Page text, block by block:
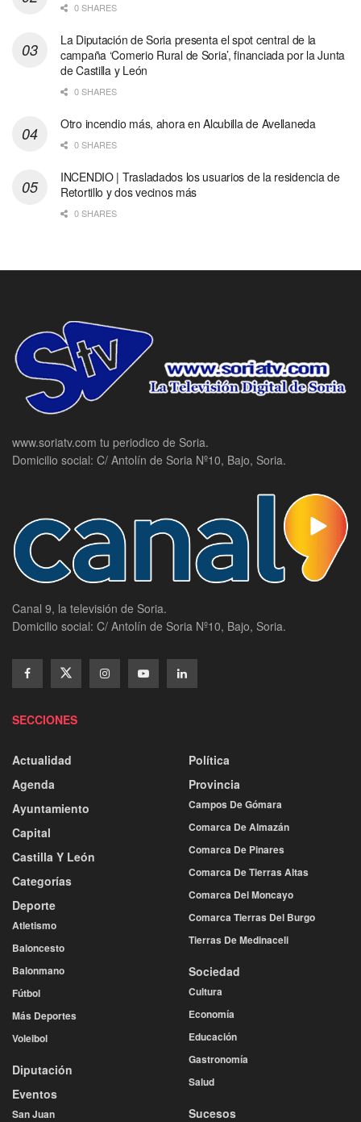
0 SHARES
La Diputación de Soria presenta el spot central de la
campaña ‘Comerio Rural de Soria’, financiada por la Junta
de Castilla y León
0 SHARES
Otro incendio más, ahora en Alcubilla de Avellaneda
0 SHARES
INCENDIO | Trasladados los usuarios de la residencia de
Retortillo y dos vecinos más
0 SHARES
www.soriatv.com tu periodico de Soria.
Domicilio social: C/ Antolín de Soria Nº10, Bajo, Soria.
Canal 9, la televisión de Soria.
Domicilio social: C/ Antolín de Soria Nº10, Bajo, Soria.
SECCIONES
Actualidad
Agenda
Ayuntamiento
Capital
Castilla Y León
Categorías
Deporte
Atletismo
Baloncesto
Balonmano
Fútbol
Más Deportes
Voleibol
Diputación
Eventos
San Juan
Política
Provincia
Campos De Gómara
Comarca De Almazán
Comarca De Pinares
Comarca De Tierras Altas
Comarca Del Moncayo
Comarca Tierras Del Burgo
Tierras De Medinaceli
Sociedad
Cultura
Economía
Educación
Gastronomía
Salud
Sucesos